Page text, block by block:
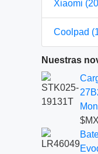
Xiaomi
Coolpad
Nuestras